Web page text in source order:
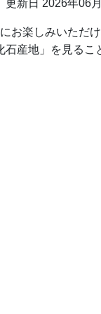
更新日 2026年06
お楽しみいただけ
石産地」を見るこ